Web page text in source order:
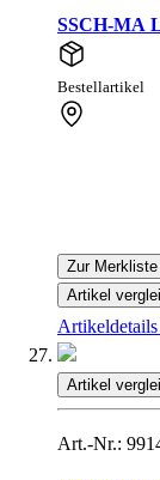
SSCH-MA
Bestellartikel
Zur
Artikel
Artikeldetails
Artikel
Art.-Nr.: